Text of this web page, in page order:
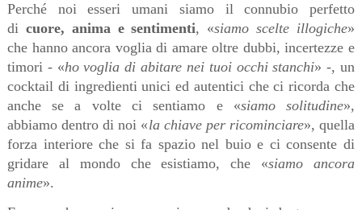
Perché noi esseri umani siamo il connubio perfetto
di cuore, anima e sentimenti, «siamo scelte illogiche»
che hanno ancora voglia di amare oltre dubbi, incertezze e
timori - «ho voglia di abitare nei tuoi occhi stanchi» -, un
cocktail di ingredienti unici ed autentici che ci ricorda che
anche se a volte ci sentiamo e «siamo solitudine»,
abbiamo dentro di noi «la chiave per ricominciare», quella
forza interiore che si fa spazio nel buio e ci consente di
gridare al mondo che esistiamo, che «siamo ancora
anime».